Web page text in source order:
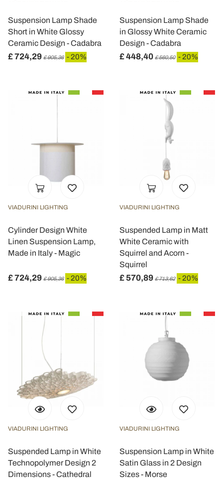
informazioni sul modo in cui utilizza il nostro sito con i
nostri partner che si occupano di analisi dei dati web,
pubblicità e social media, i quali potrebbero combinarle
con altre informazioni che ha fornito loro o che hanno
raccolto dal suo utilizzo dei loro servizi.
Suspension Lamp Shade
Short in White Glossy
Ceramic Design - Cadabra
£ 724,29 £ 905,36 - 20%
Suspension Lamp Shade
in Glossy White Ceramic
Design - Cadabra
£ 448,40 £ 560,50 - 20%
VIADURINI LIGHTING
Cylinder Design White
Linen Suspension Lamp,
Made in Italy - Magic
£ 724,29 £ 905,36 - 20%
VIADURINI LIGHTING
Suspended Lamp in Matt
White Ceramic with
Squirrel and Acorn -
Squirrel
£ 570,89 £ 713,62 - 20%
VIADURINI LIGHTING
Suspended Lamp in White
Technopolymer Design 2
Dimensions - Cathedral
VIADURINI LIGHTING
Suspension Lamp in White
Satin Glass in 2 Design
Sizes - Morse